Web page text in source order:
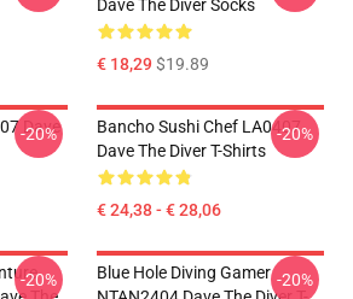
Dave The Diver Socks
€ 18,29$19.89
Dave
-20%
Bancho Sushi Chef LA0407
Dave The Diver T-Shirts
€ 24,38 - € 28,06
-20%
-20%
Blue Hole Diving Gamer -20%